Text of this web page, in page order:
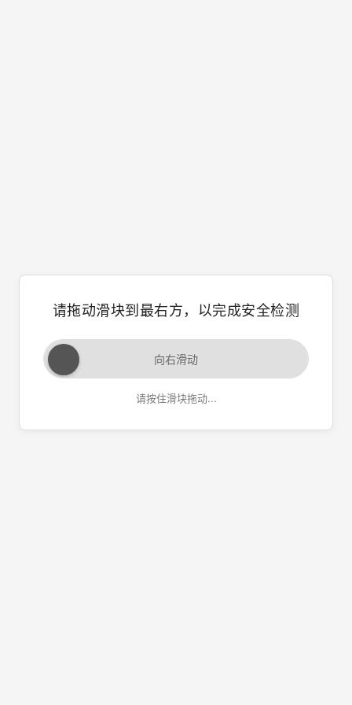
请拖动滑块到最右方，以完成安全检测
向右滑动
请按住滑块拖动...